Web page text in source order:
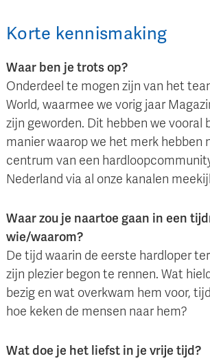
Korte kennismaking
Waar ben je trots op?
Onderdeel te mogen zijn van het
World, waarmee we vorig jaar
zijn geworden. Dit hebben we vooral
manier waarop we het merk hebben
centrum van een
Nederland via al onze kanalen
Waar zou je naartoe gaan in een
wie/waarom?
De tijd waarin de eerste hardloper
zijn plezier begon te rennen. Wat
bezig en wat overkwam hem voor,
hoe keken de mensen naar hem?
Wat doe je het liefst in je vrije tijd?